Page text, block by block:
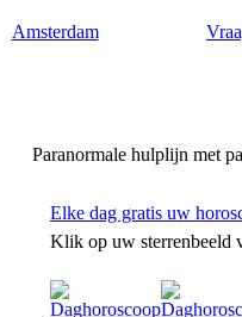
Amsterdam
Paranormale hulplijn met
Elke dag gratis uw
Klik op uw sterrenbeeld